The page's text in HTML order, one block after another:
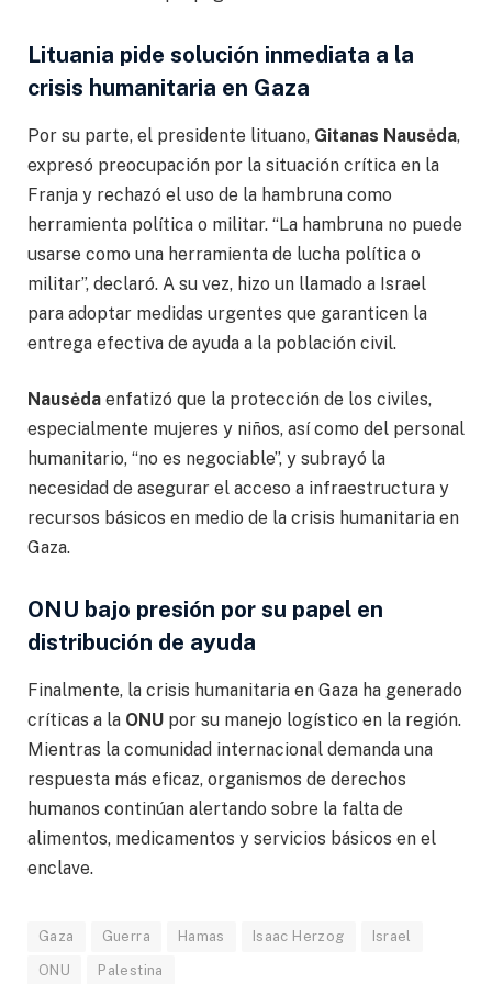
Lituania pide solución inmediata a la
crisis humanitaria en Gaza
Por su parte, el presidente lituano, Gitanas Nausėda,
expresó preocupación por la situación crítica en la
Franja y rechazó el uso de la hambruna como
herramienta política o militar. “La hambruna no puede
usarse como una herramienta de lucha política o
militar”, declaró. A su vez, hizo un llamado a Israel
para adoptar medidas urgentes que garanticen la
entrega efectiva de ayuda a la población civil.
Nausėda enfatizó que la protección de los civiles,
especialmente mujeres y niños, así como del personal
humanitario, “no es negociable”, y subrayó la
necesidad de asegurar el acceso a infraestructura y
recursos básicos en medio de la crisis humanitaria en
Gaza.
ONU bajo presión por su papel en
distribución de ayuda
Finalmente, la crisis humanitaria en Gaza ha generado
críticas a la ONU por su manejo logístico en la región.
Mientras la comunidad internacional demanda una
respuesta más eficaz, organismos de derechos
humanos continúan alertando sobre la falta de
alimentos, medicamentos y servicios básicos en el
enclave.
Gaza Guerra Hamas Isaac Herzog Israel
ONU Palestina